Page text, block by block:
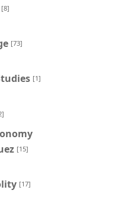
[8]
[73]
[1]
[15]
[17]